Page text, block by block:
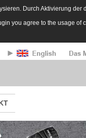
Durch Aktivierung der
you agree to the usage of